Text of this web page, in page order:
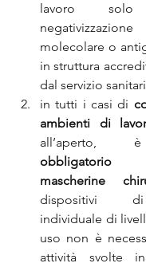
lavoro
molecolare o
in struttura
dal servizio
in tutti i casi di
ambienti di
mascherine
dispositivi
individuale di
uso non è
attività svolte